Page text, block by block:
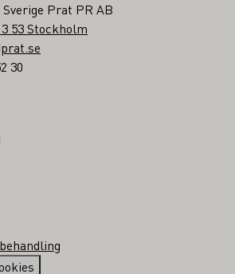
Prat PR AB
53 Stockholm
30